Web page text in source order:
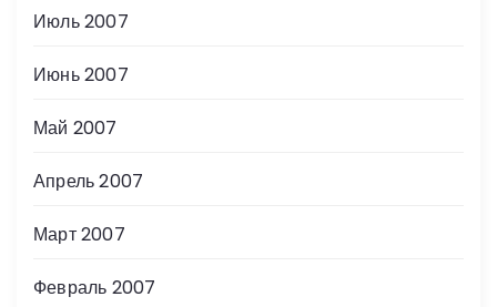
Июль 2007
Июнь 2007
Май 2007
Апрель 2007
Март 2007
Февраль 2007